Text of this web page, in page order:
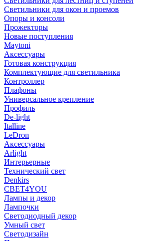
Светильники для окон и проемов
Опоры и консоли
Прожекторы
Новые поступления
Maytoni
Аксессуары
Готовая конструкция
Комплектующие для светильника
Контроллер
Плафоны
Универсальное крепление
Профиль
De-light
Italline
LeDron
Аксессуары
Arlight
Интерьерные
Технический свет
Denkirs
СВЕТ4YOU
Лампы и декор
Лампочки
Светодиодный декор
Умный свет
Светодизайн